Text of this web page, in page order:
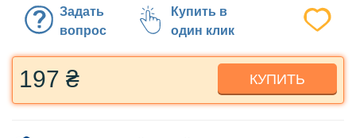
Задать
вопрос
Купить в
один клик
197 ₴ КУПИТЬ